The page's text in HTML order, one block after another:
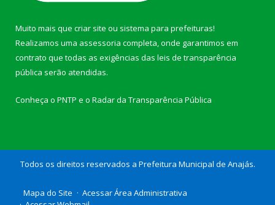
Muito mais que criar site ou sistema para prefeituras!
Realizamos uma assessoria completa, onde garantimos em
contrato que todas as exigências das leis de transparência
pública serão atendidas.
Conheça o PNTP e o Radar da Transparência Pública
Todos os direitos reservados a Prefeitura Municipal de Anajás.
Mapa do Site
Acessar Área Administrativa